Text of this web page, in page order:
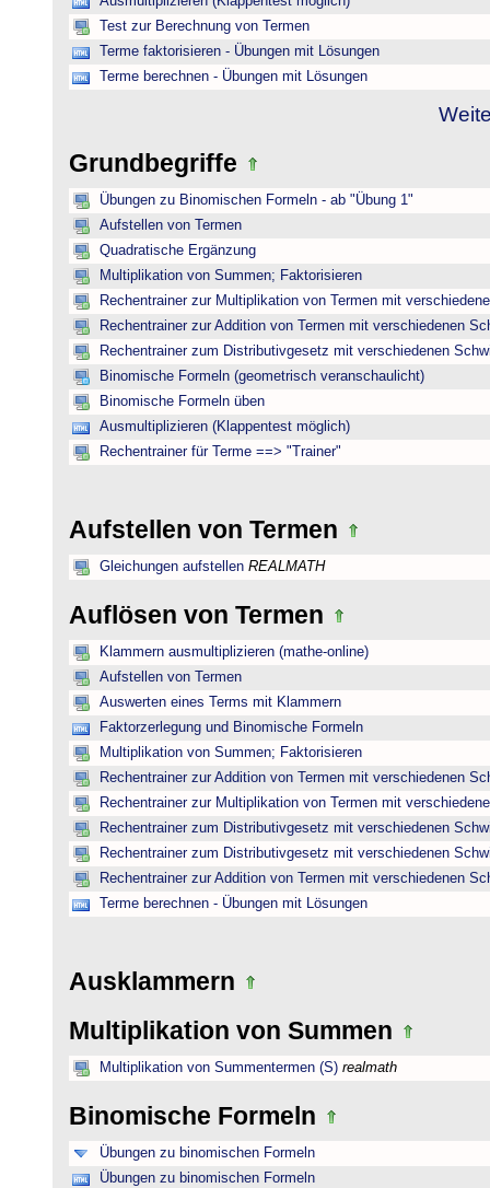
Test zur Berechnung von Termen
Terme faktorisieren - Übungen mit Lösungen
Terme berechnen - Übungen mit Lösungen
Grundbegriffe
Übungen zu Binomischen Formeln - ab "Übung 1"
Aufstellen von Termen
Quadratische Ergänzung
Multiplikation von Summen; Faktorisieren
Rechentrainer zur Multiplikation von Termen mit
Rechentrainer zur Addition von Termen mit verschiedenen
Rechentrainer zum Distributivgesetz mit verschiedenen
Binomische Formeln (geometrisch veranschaulicht)
Binomische Formeln üben
Ausmultiplizieren (Klappentest möglich)
Rechentrainer für Terme ==> "Trainer"
Aufstellen von Termen
Gleichungen aufstellen REALMATH
Auflösen von Termen
Klammern ausmultiplizieren (mathe-online)
Aufstellen von Termen
Auswerten eines Terms mit Klammern
Faktorzerlegung und Binomische Formeln
Multiplikation von Summen; Faktorisieren
Rechentrainer zur Addition von Termen mit verschiedenen
Rechentrainer zur Multiplikation von Termen mit
Rechentrainer zum Distributivgesetz mit verschiedenen
Rechentrainer zum Distributivgesetz mit verschiedenen
Rechentrainer zur Addition von Termen mit verschiedenen
Terme berechnen - Übungen mit Lösungen
Ausklammern
Multiplikation von Summen
Multiplikation von Summentermen (S) realmath
Binomische Formeln
Übungen zu binomischen Formeln
Übungen zu binomischen Formeln